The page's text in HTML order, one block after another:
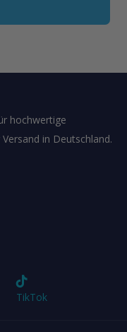
hochwertige
in Deutschland.
TikTok